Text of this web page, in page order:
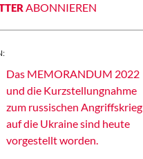
ABONNIEREN
Das MEMORANDUM 2022
und die Kurzstellungnahme
zum russischen Angriffskrieg
auf die Ukraine sind heute
vorgestellt worden.